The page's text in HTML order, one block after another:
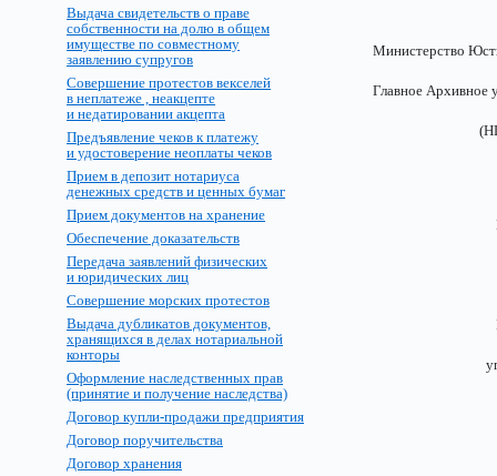
Выдача свидетельств о праве
собственности на долю в общем
имуществе по совместному
заявлению супругов
Совершение протестов векселей
в неплатеже , неакцепте
и недатировании акцепта
Предъявление чеков к платежу
и удостоверение неоплаты чеков
Прием в депозит нотариуса
денежных средств и ценных бумаг
Прием документов на хранение
Обеспечение доказательств
Передача заявлений физических
и юридических лиц
Совершение морских протестов
Выдача дубликатов документов,
хранящихся в делах нотариальной
конторы
Оформление наследственных прав
(принятие и получение наследства)
Договор купли-продажи предприятия
Договор поручительства
Договор хранения
Министерство
Главное Архивное
Письмом
управления